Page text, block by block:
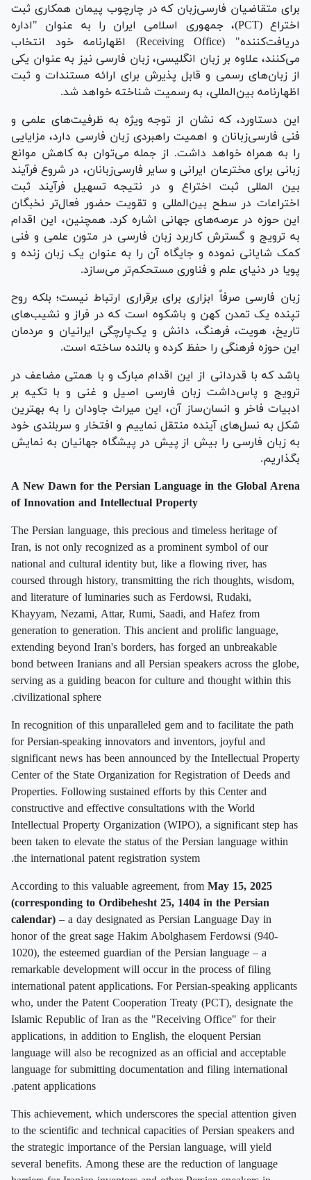
برای متقاضیان فارسی‌زبان که در چارچوب پیمان همکاری ثبت
اختراع (PCT)، جمهوری اسلامی ایران را به عنوان "اداره
دریافت‌کننده" (Receiving Office) اظهارنامه خود انتخاب
می‌کنند، علاوه بر زبان انگلیسی، زبان فارسی نیز به عنوان یکی
از زبان‌های رسمی و قابل پذیرش برای ارائه مستندات و ثبت
اظهارنامه بین‌المللی، به رسمیت شناخته خواهد شد.
این دستاورد، که نشان از توجه ویژه به ظرفیت‌های علمی و
فنی فارسی‌زبانان و اهمیت راهبردی زبان فارسی دارد، مزایایی
را به همراه خواهد داشت. از جمله می‌توان به کاهش موانع
زبانی برای مخترعان ایرانی و سایر فارسی‌زبانان، در شروع فرآیند
بین المللی ثبت اختراع و در نتیجه تسهیل فرآیند ثبت
اختراعات در سطح بین‌المللی و تقویت حضور فعال‌تر نخبگان
این حوزه در عرصه‌های جهانی اشاره کرد. همچنین، این اقدام
به ترویج و گسترش کاربرد زبان فارسی در متون علمی و فنی
کمک شایانی نموده و جایگاه آن را به عنوان یک زبان زنده و
پویا در دنیای علم و فناوری مستحکم‌تر می‌سازد.
زبان فارسی صرفاً ابزاری برای برقراری ارتباط نیست؛ بلکه روح
تپنده یک تمدن کهن و باشکوه است که در فراز و نشیب‌های
تاریخ، هویت، فرهنگ، دانش و یک‌پارچگی ایرانیان و مردمان
این حوزه فرهنگی را حفظ کرده و بالنده ساخته است.
باشد که با قدردانی از این اقدام مبارک و با همتی مضاعف در
ترویج و پاس‌داشت زبان فارسی اصیل و غنی و با تکیه بر
ادبیات فاخر و انسان‌ساز آن، این میراث جاودان را به بهترین
شکل به نسل‌های آینده منتقل نماییم و افتخار و سربلندی خود
به زبان فارسی را بیش از پیش در پیشگاه جهانیان به نمایش
بگذاریم.
A New Dawn for the Persian Language in the Global Arena
of Innovation and Intellectual Property
The Persian language, this precious and timeless heritage of
Iran, is not only recognized as a prominent symbol of our
national and cultural identity but, like a flowing river, has
coursed through history, transmitting the rich thoughts, wisdom,
and literature of luminaries such as Ferdowsi, Rudaki,
Khayyam, Nezami, Attar, Rumi, Saadi, and Hafez from
generation to generation. This ancient and prolific language,
extending beyond Iran's borders, has forged an unbreakable
bond between Iranians and all Persian speakers across the globe,
serving as a guiding beacon for culture and thought within this
civilizational sphere.
In recognition of this unparalleled gem and to facilitate the path
for Persian-speaking innovators and inventors, joyful and
significant news has been announced by the Intellectual Property
Center of the State Organization for Registration of Deeds and
Properties. Following sustained efforts by this Center and
constructive and effective consultations with the World
Intellectual Property Organization (WIPO), a significant step has
been taken to elevate the status of the Persian language within
the international patent registration system.
According to this valuable agreement, from May 15, 2025
(corresponding to Ordibehesht 25, 1404 in the Persian
calendar) – a day designated as Persian Language Day in
honor of the great sage Hakim Abolghasem Ferdowsi (940-
1020), the esteemed guardian of the Persian language – a
remarkable development will occur in the process of filing
international patent applications. For Persian-speaking applicants
who, under the Patent Cooperation Treaty (PCT), designate the
Islamic Republic of Iran as the "Receiving Office" for their
applications, in addition to English, the eloquent Persian
language will also be recognized as an official and acceptable
language for submitting documentation and filing international
patent applications.
This achievement, which underscores the special attention given
to the scientific and technical capacities of Persian speakers and
the strategic importance of the Persian language, will yield
several benefits. Among these are the reduction of language